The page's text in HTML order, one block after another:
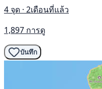
4 จุด · 2เดือนที่แล้ว
1,897 การดู
บันทึก